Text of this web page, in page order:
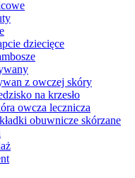
dziecięce
z owczej skóry
na krzesło
owcza lecznicza
obuwnicze skórzane